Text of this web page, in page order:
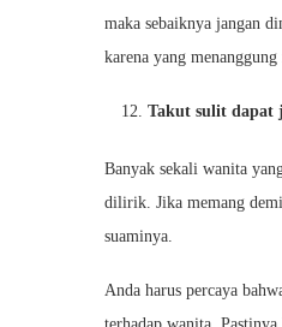
maka sebaiknya jangan
karena yang
Takut sulit dapat
Banyak sekali wanita
dilirik. Jika memang
suaminya.
Anda harus percaya